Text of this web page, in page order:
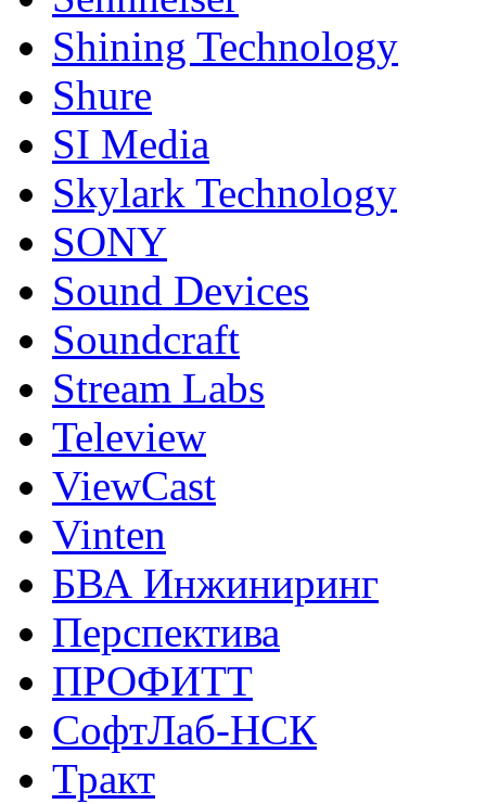
Shining Technology
Shure
SI Media
Skylark Technology
SONY
Sound Devices
Soundcraft
Stream Labs
Teleview
ViewCast
Vinten
БВА Инжиниринг
Перспектива
ПРОФИТТ
СофтЛаб-НСК
Тракт